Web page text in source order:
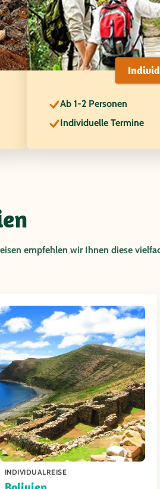
Ab 1-2 Personen
Individuelle Termine
empfehlen wir Ihnen diese
INDIVIDUALREISE